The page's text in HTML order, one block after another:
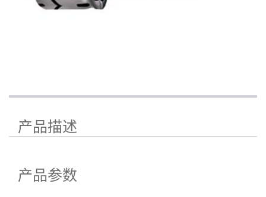
产品描述
产品参数